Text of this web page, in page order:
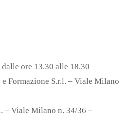
ore 13.30 alle 18.30
Formazione S.r.l. – Viale Milano
– Viale Milano n. 34/36 –